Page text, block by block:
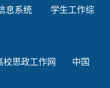
息系统 学生工作综
校思政工作网 中国